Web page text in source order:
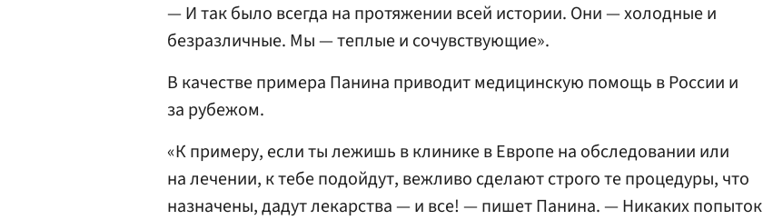
— И так было всегда на протяжении всей истории. Они — холодные и
безразличные. Мы — теплые и сочувствующие».
В качестве примера Панина приводит медицинскую помощь в России и
за рубежом.
«К примеру, если ты лежишь в клинике в Европе на обследовании или
на лечении, к тебе подойдут, вежливо сделают строго те процедуры, что
назначены, дадут лекарства — и все! — пишет Панина. — Никаких попыток